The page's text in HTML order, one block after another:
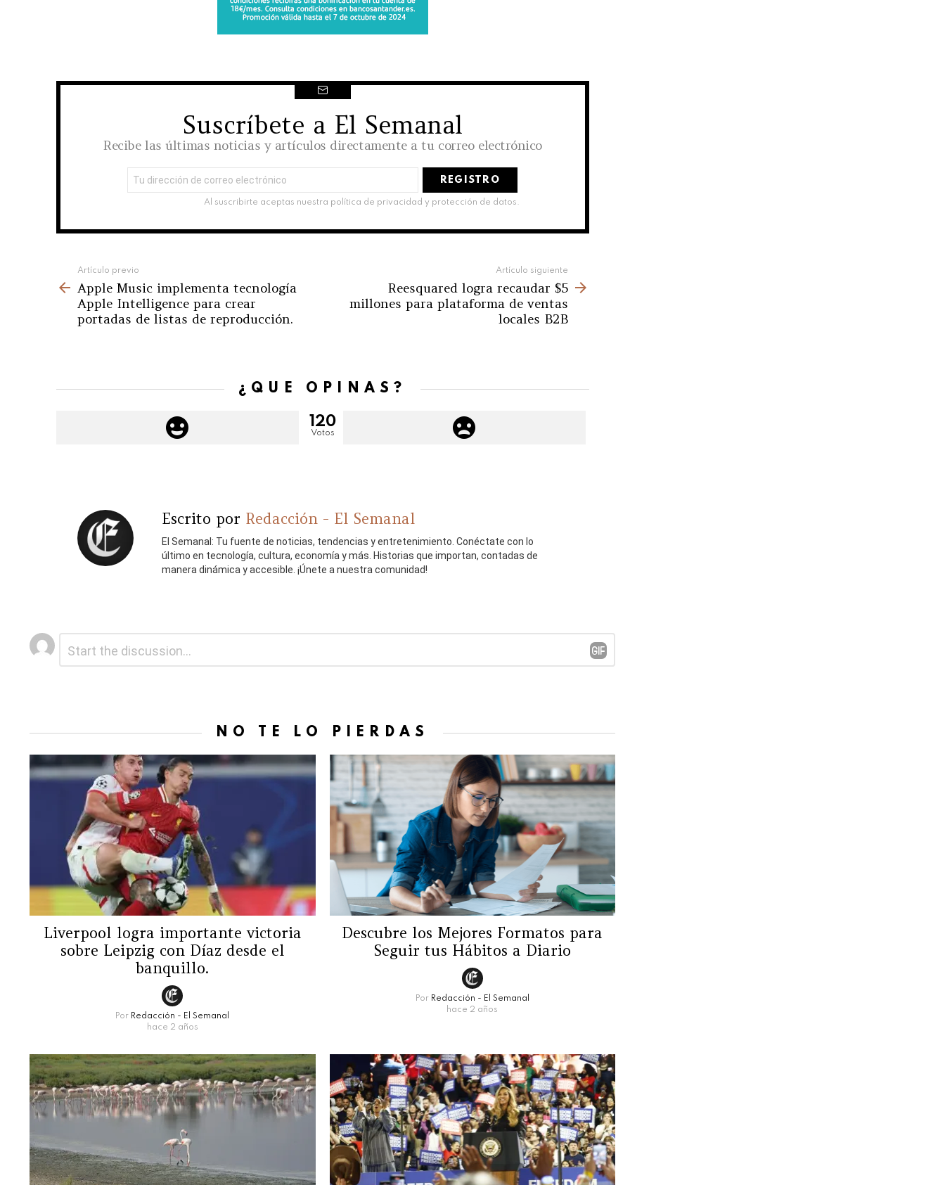
NEWSLETTERSuscríbete a El Semanal
Recibe las últimas noticias y artículos directamente a tu correo electrónico
de
correo
Al suscribirte aceptas nuestra política de privacidad y protección de datos.
more
Artículo previo
Apple Music implementa tecnología
Apple Intelligence para crear
portadas de listas de reproducción.
Artículo siguiente
Reesquared logra recaudar $5
millones para plataforma de ventas
locales B2B
¿QUÉ OPINAS?
120
Votos
Escrito por Redacción - El Semanal
El Semanal: Tu fuente de noticias, tendencias y entretenimiento. Conéctate con lo
último en tecnología, cultura, economía y más. Historias que importan, contadas de
manera dinámica y accesible. ¡Únete a nuestra comunidad!
Deja
una
NO TE LO PIERDAS
Liverpool logra importante victoria
sobre Leipzig con Díaz desde el
banquillo.
Por Redacción - El Semanal
hace 2 años
Descubre los Mejores Formatos para
Seguir tus Hábitos a Diario
Por Redacción - El Semanal
hace 2 años